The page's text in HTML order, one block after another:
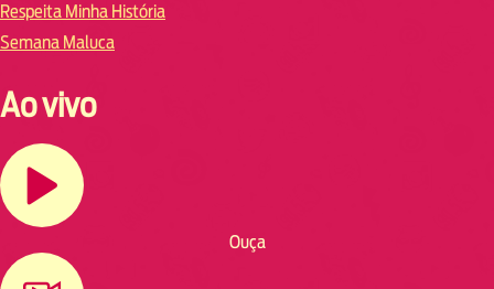
Respeita Minha História
Semana Maluca
Ao vivo
Ouça